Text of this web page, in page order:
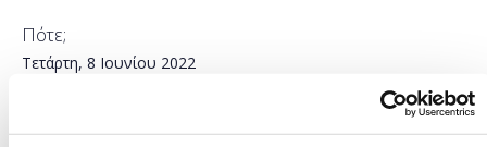
Πότε;
Τετάρτη, 8 Ιουνίου 2022